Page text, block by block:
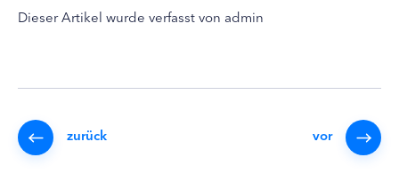
Dieser Artikel wurde verfasst von admin
zurück vor